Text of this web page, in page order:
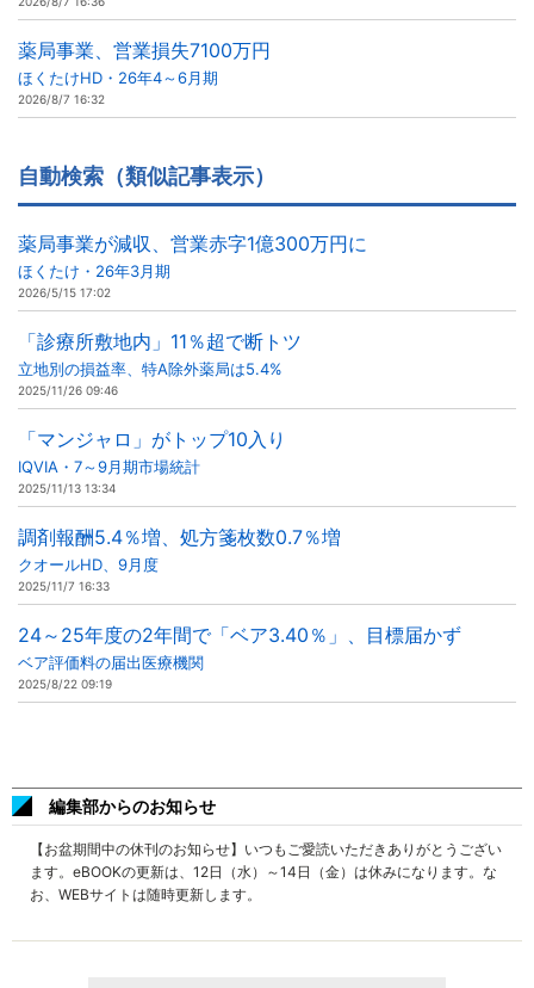
薬局事業、営業損失7100万円
ほくたけHD・26年4～6月期
2026/8/7 16:32
自動検索（類似記事表示）
薬局事業が減収、営業赤字1億300万円に
ほくたけ・26年3月期
2026/5/15 17:02
「診療所敷地内」11％超で断トツ
立地別の損益率、特A除外薬局は5.4%
2025/11/26 09:46
「マンジャロ」がトップ10入り
IQVIA・7～9月期市場統計
2025/11/13 13:34
調剤報酬5.4％増、処方箋枚数0.7％増
クオールHD、9月度
2025/11/7 16:33
24～25年度の2年間で「ベア3.40％」、目標届かず
ベア評価料の届出医療機関
2025/8/22 09:19
編集部からのお知らせ
【お盆期間中の休刊のお知らせ】いつもご愛読いただきありがとうござい
ます。eBOOKの更新は、12日（水）～14日（金）は休みになります。な
お、WEBサイトは随時更新します。